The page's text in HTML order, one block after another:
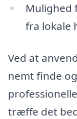
Mulighed
fra lokale
Ved at
nemt finde
træffe det